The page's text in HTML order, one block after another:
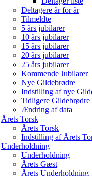
Deltagere år for år
Tilmeldte
5 års jubilarer
10 års jubilarer
15 års jubilarer
20 års jubilarer
25 års jubilarer
Kommende Jubilarer
Nye Gildebrødre
Indstilling af nye
Tidligere Gildebrødre
Ændring af data
Årets Torsk
Årets Torsk
Indstilling af Årets
Underholdning
Underholdning
Årets Gæst
Årets Underholdning